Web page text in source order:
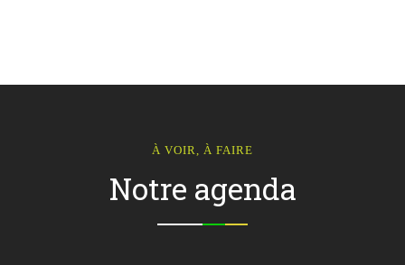
À VOIR, À FAIRE
Notre agenda